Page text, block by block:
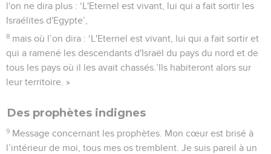
l'on ne dira plus : ‘L'Eternel est vivant, lui qui a fait sortir les
Israélites d'Egypte’,
8 mais où l’on dira : ‘L'Eternel est vivant, lui qui a fait sortir et
qui a ramené les descendants d'Israël du pays du nord et de
tous les pays où il les avait chassés.’Ils habiteront alors sur
leur territoire. »
Des prophètes indignes
9 Message concernant les prophètes. Mon cœur est brisé à
l’intérieur de moi, tous mes os tremblent. Je suis pareil à un